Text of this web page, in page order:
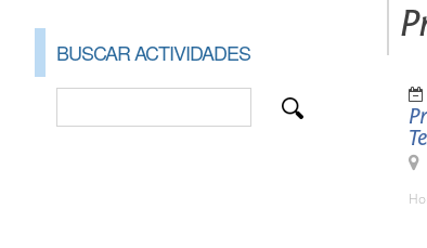
BUSCAR ACTIVIDADES